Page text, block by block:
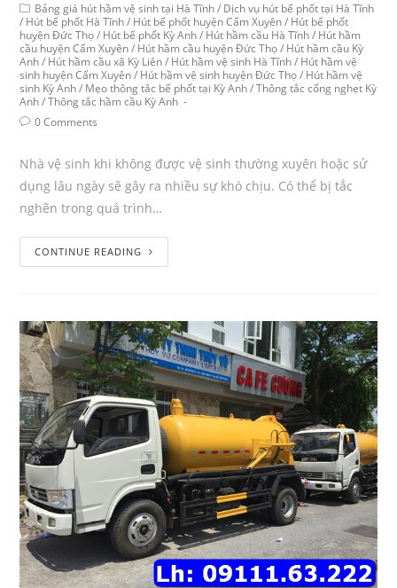
Bảng giá hút hầm vệ sinh tại Hà Tĩnh / Dịch vụ hút bể phốt tại Hà Tĩnh
/ Hút bể phốt Hà Tĩnh / Hút bể phốt huyện Cẩm Xuyên / Hút bể phốt
huyện Đức Thọ / Hút bể phốt Kỳ Anh / Hút hầm cầu Hà Tĩnh / Hút hầm
cầu huyện Cẩm Xuyên / Hút hầm cầu huyện Đức Thọ / Hút hầm cầu Kỳ
Anh / Hút hầm cầu xã Kỳ Liên / Hút hầm vệ sinh Hà Tĩnh / Hút hầm vệ
sinh huyện Cẩm Xuyên / Hút hầm vệ sinh huyện Đức Thọ / Hút hầm vệ
sinh Kỳ Anh / Mẹo thông tắc bể phốt tại Kỳ Anh / Thông tắc cống nghẹt Kỳ
Anh / Thông tắc hầm cầu Kỳ Anh
0 Comments
Nhà vệ sinh khi không được vệ sinh thường xuyên hoặc sử
dụng lâu ngày sẽ gây ra nhiều sự khó chịu. Có thể bị tắc
nghẽn trong quá trình…
CONTINUE READING